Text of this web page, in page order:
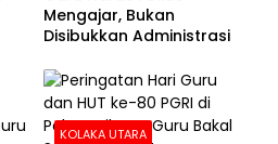
Mengajar, Bukan
Disibukkan Administrasi
KOLAKA UTARA